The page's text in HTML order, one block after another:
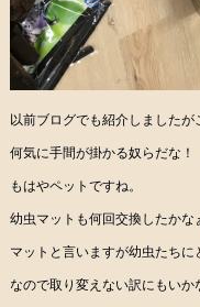
以前ブログでも紹介しましたが
何気に手間が掛かる奴らだな
もはやペットですね。
幼虫マットも何回交換したか
マットと言いますが幼虫たちに
なので取り変えない訳にもいか